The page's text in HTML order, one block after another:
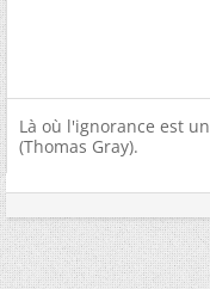
Là où l'ignorance est
(Thomas Gray).